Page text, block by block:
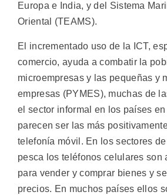
Europa e India, y del Sistema
Oriental (TEAMS).
El incrementado uso de la ICT,
comercio, ayuda a combatir la
microempresas y las pequeñas y
empresas (PYMES), muchas de
el sector informal en los países
parecen ser las más
telefonía móvil. En los sectores
pesca los teléfonos celulares son
para vender y comprar bienes y
precios. En muchos países ellos